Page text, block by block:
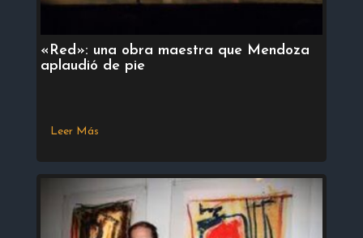
«Red»: una obra maestra que Mendoza
aplaudió de pie
Leer Más